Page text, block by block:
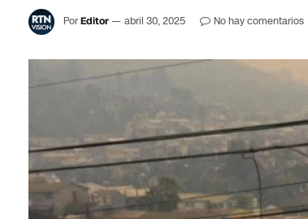
PorEditor abril 30, 2025 No hay comentarios